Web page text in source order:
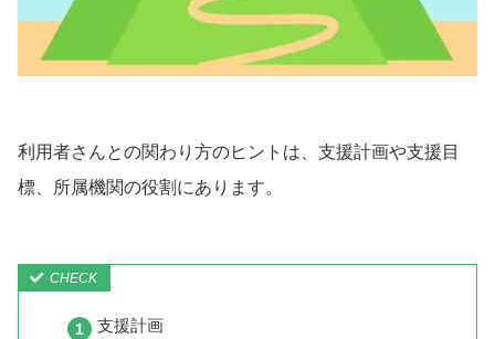
利用者さんとの関わり方のヒントは、支援計画や支援目
標、所属機関の役割にあります。
支援計画